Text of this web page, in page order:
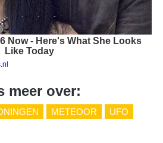
Now - Here's What She Looks
Like Today
meer over:
METEOOR UFO